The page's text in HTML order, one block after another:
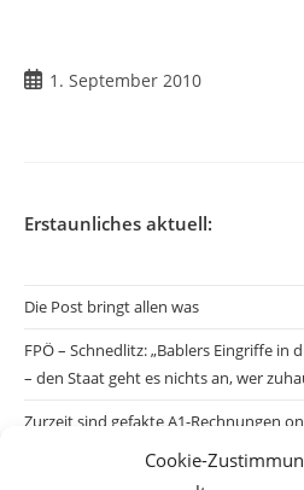
Cookie-
1. September 2010
Erstaunliches aktuell:
Die Post bringt allen was
FPÖ – Schnedlitz: „Bablers Eingriffe in
– den Staat geht es nichts an, wer
Zurzeit sind gefakte A1-Rechnungen
Salzburgs Juden und ihre Sicherheit: